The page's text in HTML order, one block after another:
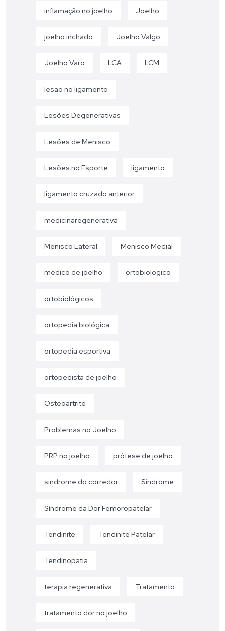
inflamação no joelho Joelho
joelho inchado Joelho Valgo
Joelho Varo LCA LCM
lesao no ligamento
Lesões Degenerativas
Lesões de Menisco
Lesões no Esporte ligamento
ligamento cruzado anterior
medicinaregenerativa
Menisco Lateral Menisco Medial
médico de joelho ortobiologico
ortobiológicos
ortopedia biológica
ortopedia esportiva
ortopedista de joelho
Osteoartrite
Problemas no Joelho
PRP no joelho prótese de joelho
sindrome do corredor Síndrome
Síndrome da Dor Femoropatelar
Tendinite Tendinite Patelar
Tendinopatia
terapia regenerativa Tratamento
tratamento dor no joelho